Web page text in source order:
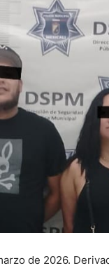
de 2026.